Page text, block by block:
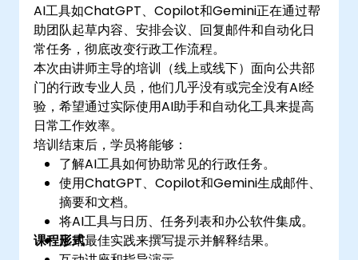
AI工具如ChatGPT、Copilot和Gemini正在通过帮
助团队起草内容、安排会议、回复邮件和自动化日
常任务，彻底改变行政工作流程。
本次由讲师主导的培训（线上或线下）面向公共部
门的行政专业人员，他们几乎没有或完全没有AI经
验，希望通过实际使用AI助手和自动化工具来提高
日常工作效率。
培训结束后，学员将能够：
了解AI工具如何协助常见的行政任务。
使用ChatGPT、Copilot和Gemini生成邮件、
摘要和文档。
将AI工具与日历、任务列表和办公软件集成。
应用最佳实践来撰写提示并解释结果。
课程形式